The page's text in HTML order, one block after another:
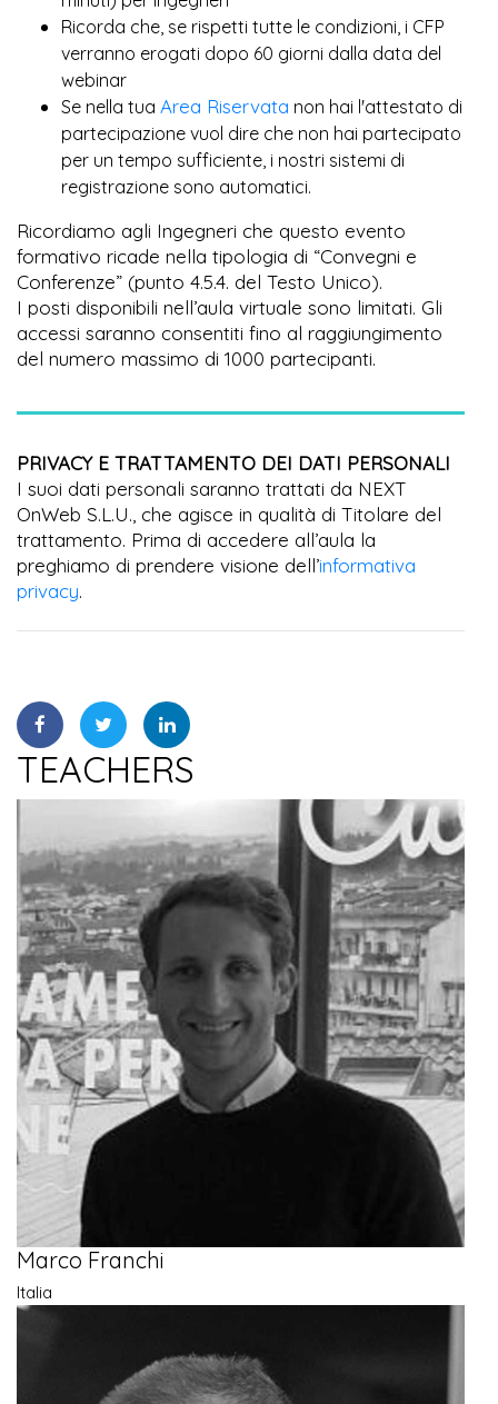
Ricorda che, se rispetti tutte le condizioni, i CFP
verranno erogati dopo 60 giorni dalla data del
webinar
Se nella tua Area Riservata non hai l'attestato di
partecipazione vuol dire che non hai partecipato
per un tempo sufficiente, i nostri sistemi di
registrazione sono automatici.
Ricordiamo agli Ingegneri che questo evento
formativo ricade nella tipologia di “Convegni e
Conferenze” (punto 4.5.4. del Testo Unico).
I posti disponibili nell’aula virtuale sono limitati. Gli
accessi saranno consentiti fino al raggiungimento
del numero massimo di 1000 partecipanti.
PRIVACY E TRATTAMENTO DEI DATI PERSONALI
I suoi dati personali saranno trattati da NEXT
OnWeb S.L.U., che agisce in qualità di Titolare del
trattamento. Prima di accedere all’aula la
preghiamo di prendere visione dell’informativa
privacy.
TEACHERS
Marco Franchi
Italia